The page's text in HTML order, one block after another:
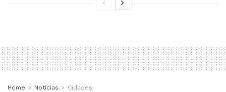
Home Notícias Cidades